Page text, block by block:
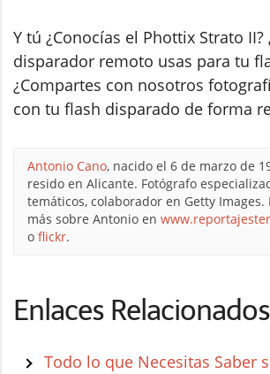
Y tú ¿Conocías el Phottix Strato II?
disparador remoto usas para tu
¿Compartes con nosotros
con tu flash disparado de forma
Antonio Cano, nacido el 6 de marzo de
resido en Alicante. Fotógrafo
temáticos, colaborador en Getty Images.
más sobre Antonio en
o flickr.
Enlaces Relacionados
Todo lo que Necesitas Saber